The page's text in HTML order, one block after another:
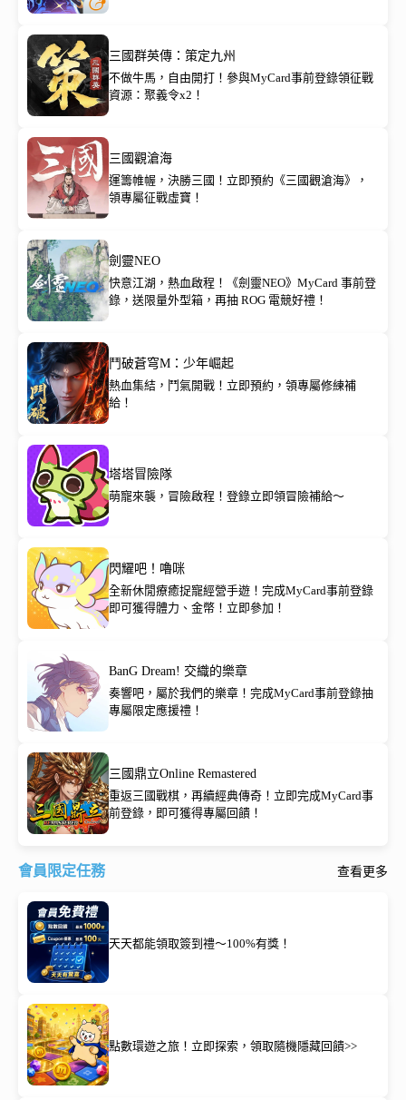
三國群英傳：策定九州
不做牛馬，自由開打！參與MyCard事前登錄領征戰
資源：聚義令x2！
三國觀滄海
運籌帷幄，決勝三國！立即預約《三國觀滄海》，
領專屬征戰虛寶！
劍靈NEO
快意江湖，熱血啟程！《劍靈NEO》MyCard 事前登
錄，送限量外型箱，再抽 ROG 電競好禮！
鬥破蒼穹M：少年崛起
熱血集結，鬥氣開戰！立即預約，領專屬修練補
給！
塔塔冒險隊
萌寵來襲，冒險啟程！登錄立即領冒險補給～
閃耀吧！嚕咪
全新休閒療癒捉寵經營手遊！完成MyCard事前登錄
即可獲得體力、金幣！立即參加！
BanG Dream! 交織的樂章
奏響吧，屬於我們的樂章！完成MyCard事前登錄抽
專屬限定應援禮！
三國鼎立Online Remastered
重返三國戰棋，再續經典傳奇！立即完成MyCard事
前登錄，即可獲得專屬回饋！
會員限定任務 查看更多
天天都能領取簽到禮～100%有獎！
點數環遊之旅！立即探索，領取隨機隱藏回饋>>